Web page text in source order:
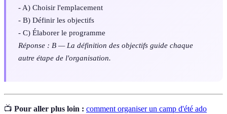
- A) Choisir l'emplacement
- B) Définir les objectifs
- C) Élaborer le programme
Réponse : B — La définition des objectifs guide chaque
autre étape de l'organisation.
📺 Pour aller plus loin : comment organiser un camp d'été ado